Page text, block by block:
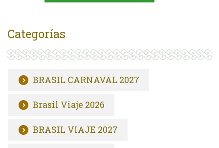
Categorías
BRASIL CARNAVAL 2027
Brasil Viaje 2026
BRASIL VIAJE 2027